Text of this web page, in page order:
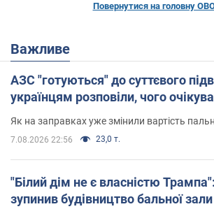
Повернутися на головну
Важливе
АЗС "готуються" до суттєвого
українцям розповіли, чого
Як на заправках уже змінили вартість
7.08.2026 22:56 23,0 т.
"Білий дім не є власністю
зупинив будівництво бальної